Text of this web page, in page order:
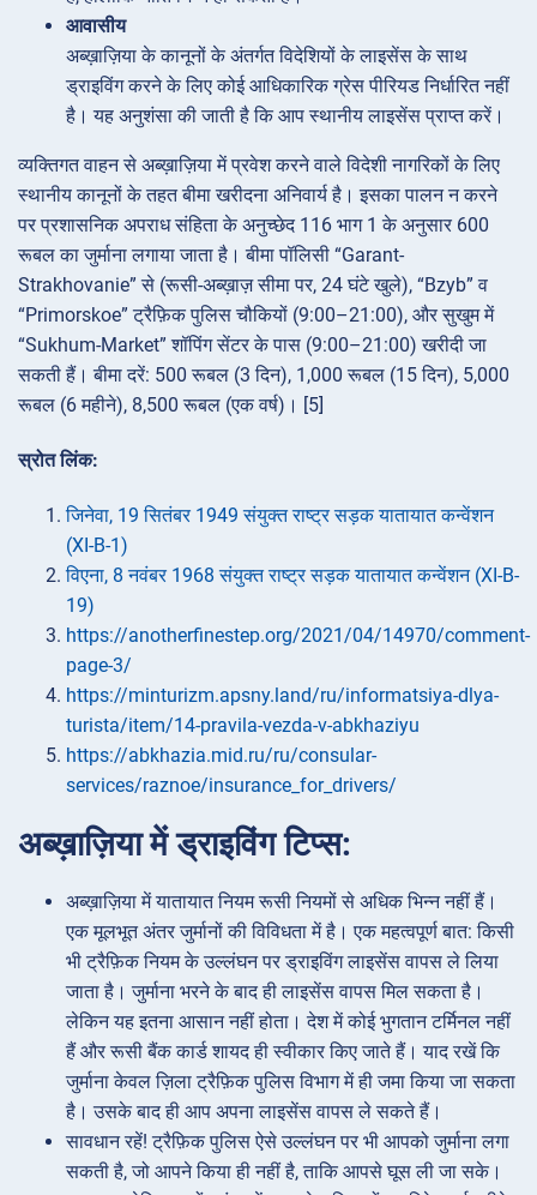
आवासीय
अब्ख़ाज़िया के कानूनों के अंतर्गत विदेशियों के लाइसेंस के साथ
ड्राइविंग करने के लिए कोई आधिकारिक ग्रेस पीरियड निर्धारित नहीं
है। यह अनुशंसा की जाती है कि आप स्थानीय लाइसेंस प्राप्त करें।
व्यक्तिगत वाहन से अब्ख़ाज़िया में प्रवेश करने वाले विदेशी नागरिकों के लिए
स्थानीय कानूनों के तहत बीमा खरीदना अनिवार्य है। इसका पालन न करने
पर प्रशासनिक अपराध संहिता के अनुच्छेद 116 भाग 1 के अनुसार 600
रूबल का जुर्माना लगाया जाता है। बीमा पॉलिसी “Garant-
Strakhovanie” से (रूसी-अब्ख़ाज़ सीमा पर, 24 घंटे खुले), “Bzyb” व
“Primorskoe” ट्रैफ़िक पुलिस चौकियों (9:00–21:00), और सुखुम में
“Sukhum-Market” शॉपिंग सेंटर के पास (9:00–21:00) खरीदी जा
सकती हैं। बीमा दरें: 500 रूबल (3 दिन), 1,000 रूबल (15 दिन), 5,000
रूबल (6 महीने), 8,500 रूबल (एक वर्ष)। [5]
स्रोत लिंक:
जिनेवा, 19 सितंबर 1949 संयुक्त राष्ट्र सड़क यातायात कन्वेंशन
(XI-B-1)
विएना, 8 नवंबर 1968 संयुक्त राष्ट्र सड़क यातायात कन्वेंशन (XI-B-
19)
https://anotherfinestep.org/2021/04/14970/comment-
page-3/
https://minturizm.apsny.land/ru/informatsiya-dlya-
turista/item/14-pravila-vezda-v-abkhaziyu
https://abkhazia.mid.ru/ru/consular-
services/raznoe/insurance_for_drivers/
अब्ख़ाज़िया में ड्राइविंग टिप्स:
अब्ख़ाज़िया में यातायात नियम रूसी नियमों से अधिक भिन्न नहीं हैं।
एक मूलभूत अंतर जुर्मानों की विविधता में है। एक महत्वपूर्ण बात: किसी
भी ट्रैफ़िक नियम के उल्लंघन पर ड्राइविंग लाइसेंस वापस ले लिया
जाता है। जुर्माना भरने के बाद ही लाइसेंस वापस मिल सकता है।
लेकिन यह इतना आसान नहीं होता। देश में कोई भुगतान टर्मिनल नहीं
हैं और रूसी बैंक कार्ड शायद ही स्वीकार किए जाते हैं। याद रखें कि
जुर्माना केवल ज़िला ट्रैफ़िक पुलिस विभाग में ही जमा किया जा सकता
है। उसके बाद ही आप अपना लाइसेंस वापस ले सकते हैं।
सावधान रहें! ट्रैफ़िक पुलिस ऐसे उल्लंघन पर भी आपको जुर्माना लगा
सकती है, जो आपने किया ही नहीं है, ताकि आपसे घूस ली जा सके।